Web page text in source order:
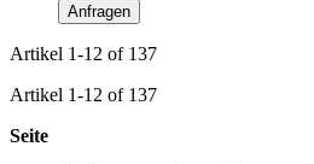
Anfragen
Artikel 1-12 of 137
Artikel 1-12 of 137
Seite